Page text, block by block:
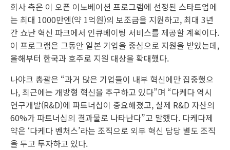
회사 측은 이 오픈 이노베이션 프로그램에 선정된 스타트업에
는 최대 1000만엔(약 1억원)의 보조금을 지원하고, 최대 3년
간 쇼난 혁신 파크에서 인큐베이팅 서비스를 제공할 계획이다.
이 프로그램은 그동안 일본 기업을 중심으로 지원을 받았는데,
올해부터 한국과 호주로 지원 대상을 확대했다.
나야크 총괄은 “과거 많은 기업들이 내부 혁신에만 집중했으
나, 최근에는 개방형 혁신을 추구하고 있다”며 “다케다 역시
연구개발(R&D)에 파트너십이 중요해졌고, 실제 R&D 자산의
60%가 파트너십의 결과물로 나타난다”고 말했다. 다케다제
약은 ‘다케다 벤처스’라는 조직으로 외부 혁신 담당 별도 조직
을 두고 투자하고 있다.